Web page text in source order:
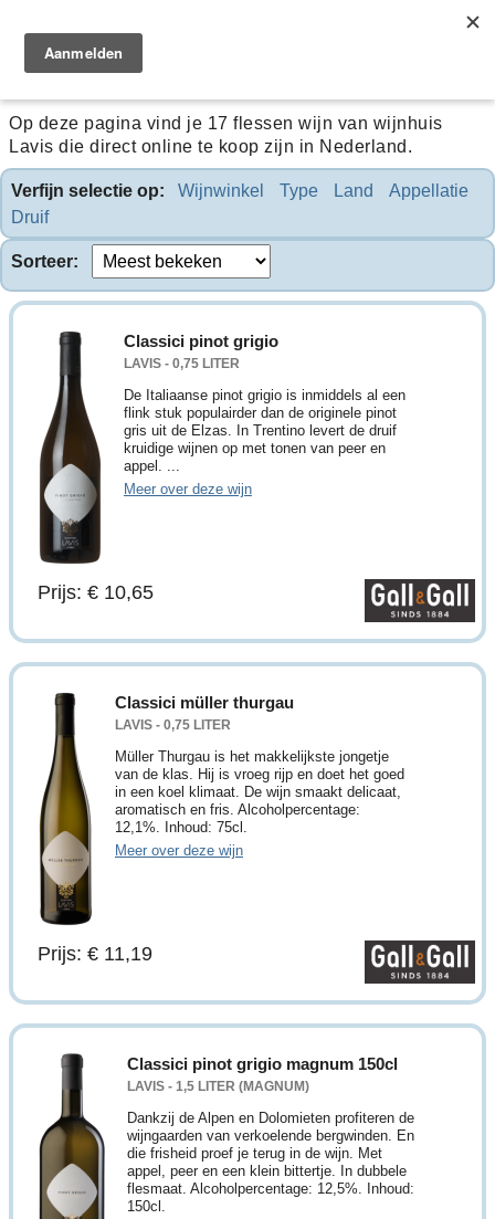
Lavis
Op deze pagina vind je 17 flessen wijn van wijnhuis
Lavis die direct online te koop zijn in Nederland.
Verfijn selectie op: Wijnwinkel Type Land
Appellatie
Druif
Sorteer:
Classici pinot grigio
LAVIS - 0,75 LITER
De Italiaanse pinot grigio is inmiddels al een
flink stuk populairder dan de originele pinot
gris uit de Elzas. In Trentino levert de druif
kruidige wijnen op met tonen van peer en
appel. ...
Meer over deze wijn
Prijs: € 10,65
Classici müller thurgau
LAVIS - 0,75 LITER
Müller Thurgau is het makkelijkste jongetje
van de klas. Hij is vroeg rijp en doet het goed
in een koel klimaat. De wijn smaakt delicaat,
aromatisch en fris. Alcoholpercentage:
12,1%. Inhoud: 75cl.
Meer over deze wijn
Prijs: € 11,19
Classici pinot grigio magnum 150cl
LAVIS - 1,5 LITER (MAGNUM)
Dankzij de Alpen en Dolomieten profiteren de
wijngaarden van verkoelende bergwinden. En
die frisheid proef je terug in de wijn. Met
appel, peer en een klein bittertje. In dubbele
flesmaat. Alcoholpercentage: 12,5%. Inhoud:
150cl.